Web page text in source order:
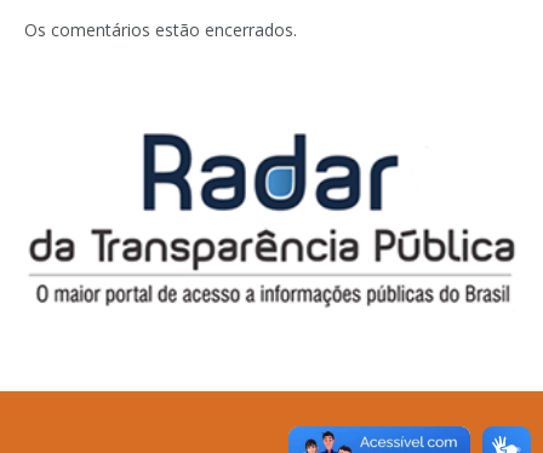
Os comentários estão encerrados.